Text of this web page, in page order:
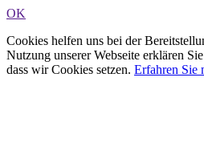
OK
Cookies helfen uns bei der
Nutzung unserer Webseite erklären
dass wir Cookies setzen. Erfahren Sie